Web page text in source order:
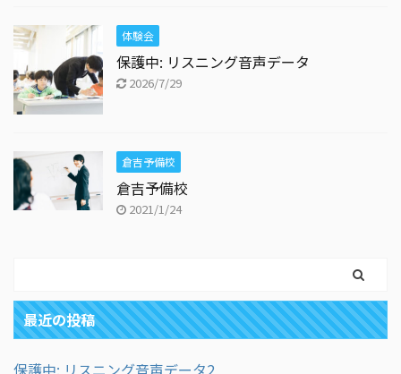
体験会
保護中: リスニング音声データ
2026/7/29
倉吉予備校
倉吉予備校
2021/1/24
最近の投稿
保護中: リスニング音声データ2